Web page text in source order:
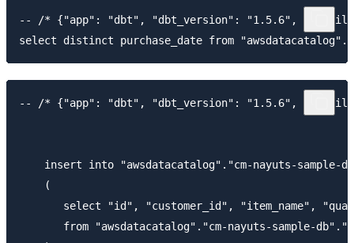
-- /* {"app": "dbt", "dbt_version": "1.5.6",
-- /* {"app": "dbt", "dbt_version": "1.5.6",
insert into "awsdatacatalog"."cm-nayuts-sample-
    (
select "id", "customer_id", "item_name",
from "awsdatacatalog"."cm-nayuts-sample-